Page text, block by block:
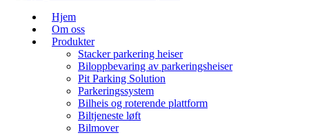
Hjem
Om oss
Produkter
Stacker parkering heiser
Biloppbevaring av parkeringsheiser
Pit Parking Solution
Parkeringssystem
Bilheis og roterende plattform
Biltjeneste løft
Bilmover